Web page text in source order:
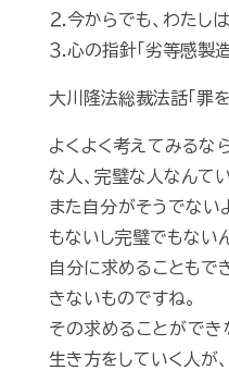
２.今からでも、わたし
３.心の指針「劣等感製
大川隆法総裁法話「罪
よくよく考えてみるな
な人、完璧な人なんて
また自分がそうでない
もないし完璧でもない
自分に求めることもで
きないものですね。
その求めることがで
生き方をしていく人が